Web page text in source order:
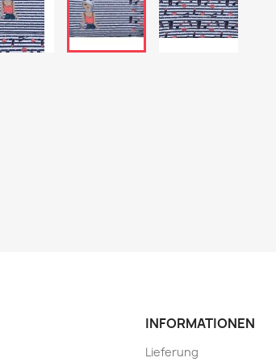
INFORMATIONEN
Lieferung